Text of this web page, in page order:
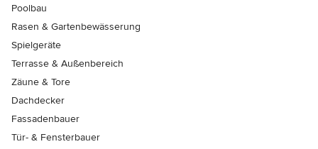
Poolbau
Rasen & Gartenbewässerung
Spielgeräte
Terrasse & Außenbereich
Zäune & Tore
Dachdecker
Fassadenbauer
Tür- & Fensterbauer